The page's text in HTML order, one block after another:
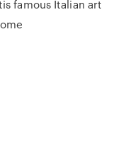
famous Italian art